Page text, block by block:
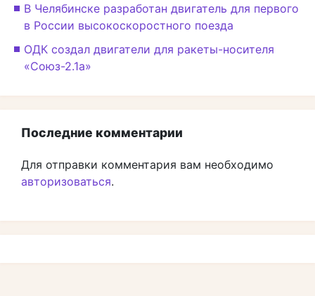
В Челябинске разработан двигатель для первого
в России высокоскоростного поезда
ОДК создал двигатели для ракеты-носителя
«Союз-2.1а»
Последние комментарии
Для отправки комментария вам необходимо
авторизоваться.